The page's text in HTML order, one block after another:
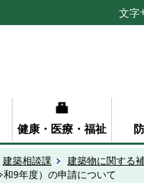
文字
健康・医療・福祉
建築相談課 建築物に関する
9年度）の申請について